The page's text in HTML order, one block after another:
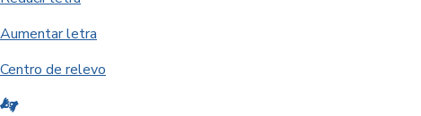
Aumentar letra
Centro de relevo